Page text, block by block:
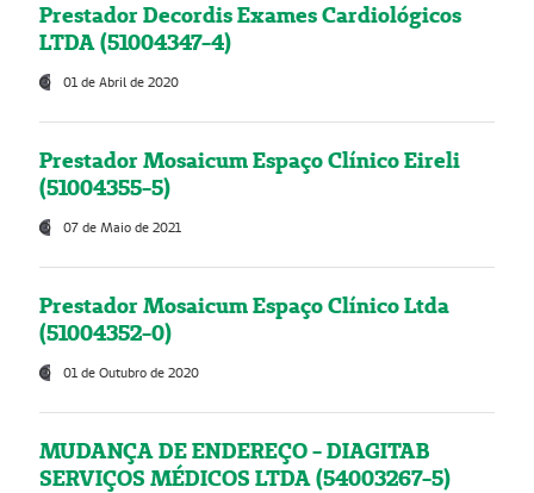
Prestador Decordis Exames Cardiológicos
LTDA (51004347-4)
01 de Abril de 2020
Prestador Mosaicum Espaço Clínico Eireli
(51004355-5)
07 de Maio de 2021
Prestador Mosaicum Espaço Clínico Ltda
(51004352-0)
01 de Outubro de 2020
MUDANÇA DE ENDEREÇO - DIAGITAB
SERVIÇOS MÉDICOS LTDA (54003267-5)